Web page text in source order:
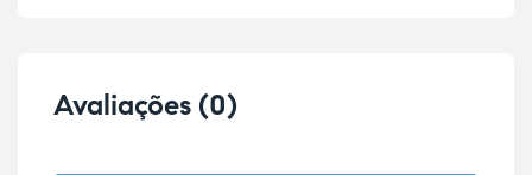
Avaliações (0)